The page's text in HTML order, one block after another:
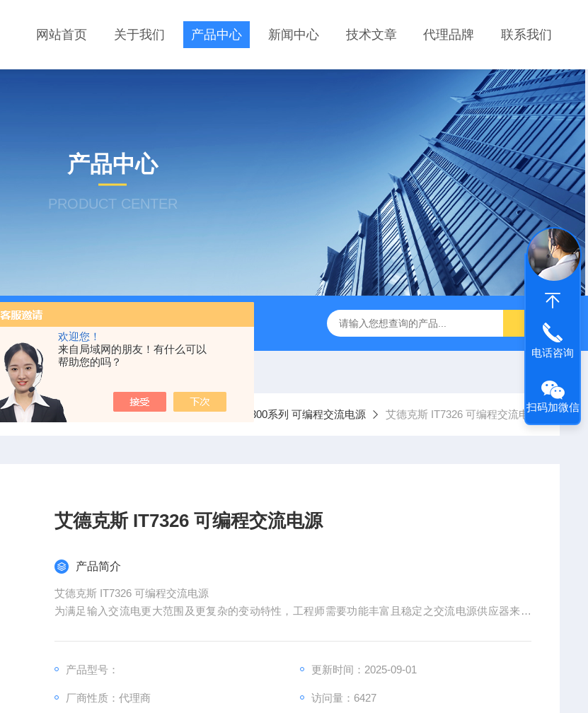
欢迎您！
来自局域网的朋友！有什么可以
帮助您的吗？
网站首页 关于我们 产品中心 新闻中心 技术文章 代理品牌 联系我们
产品中心
PRODUCT CENTER
固纬 AFG-2225 双通道任意波信号发生器 APS-7050E 交流电源 固纬 GSP-730 频谱分析仪 艾睿光电
首页 产品中心 艾德克斯ITECH交流电源 IT7300系列 可编程交流电源 艾德克斯 IT7326 可编程交流电源
艾德克斯 IT7326 可编程交流电源
产品简介
艾德克斯 IT7326 可编程交流电源
为满足输入交流电更大范围及更复杂的变动特性，工程师需要功能丰富且稳定之交流电源供应器来仿
明、研发质检单位的规格验证到实验室测试使用，以及工厂生产在线测试。
产品型号： 更新时间：2025-09-01
厂商性质：代理商 访问量：6427
电话咨询
扫码加微信